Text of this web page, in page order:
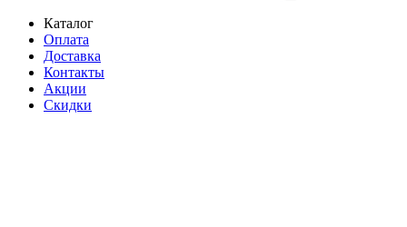
Каталог
Оплата
Доставка
Контакты
Акции
Скидки